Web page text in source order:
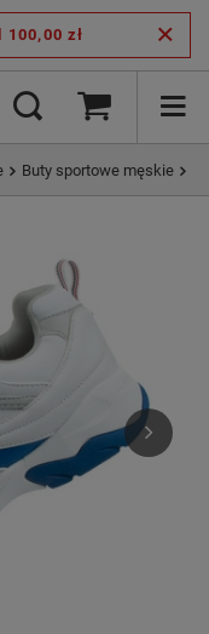
100,00 zł
Buty sportowe męskie